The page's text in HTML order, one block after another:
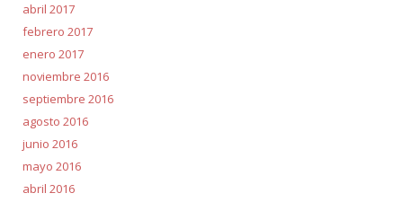
abril 2017
febrero 2017
enero 2017
noviembre 2016
septiembre 2016
agosto 2016
junio 2016
mayo 2016
abril 2016